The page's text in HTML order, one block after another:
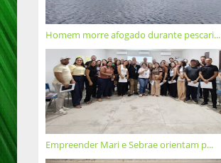
Homem morre afogado durante pescari...
Empreender Mari e Sebrae orientam p...